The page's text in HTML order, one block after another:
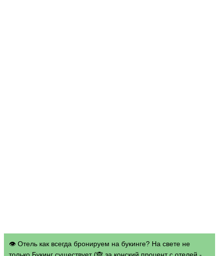
👁 Отель как всегда бронируем на букинге? На свете не